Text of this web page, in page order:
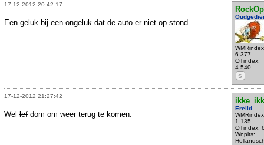
17-12-2012 20:42:17
6.377
OTindex:
4.540
S
Een geluk bij een ongeluk dat de auto er niet op stond.
17-12-2012 21:27:42
Erelid
1.135
OTindex:
Wnplts:
Wel lef dom om weer terug te komen.